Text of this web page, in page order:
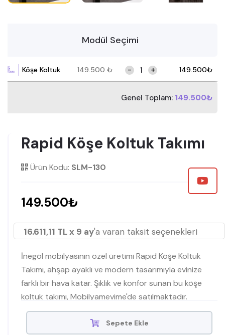
Modül Seçimi
Köşe Koltuk 149.500 ₺ - + 149.500₺
Genel Toplam: 149.500₺
Rapid Köşe Koltuk Takımı
Ürün Kodu: SLM-130
149.500₺
16.611,11 TL x 9 ay'a varan taksit seçenekleri
İnegöl mobilyasının özel üretimi Rapid Köşe Koltuk
Takımı, ahşap ayaklı ve modern tasarımıyla evinize
farklı bir hava katar. Şıklık ve konfor sunan bu köşe
koltuk takımı, Mobilyamevime'de satılmaktadır.
Sepete Ekle